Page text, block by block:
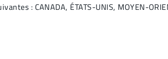
: CANADA, ÉTATS-UNIS, MOYEN-